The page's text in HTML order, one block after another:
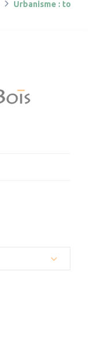
Urbanisme : to